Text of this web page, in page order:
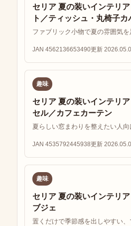
セリア 夏の装いインテリ
ト／ティッシュ・丸椅子カ
ファブリック小物で夏の雰囲気
JAN 4562136653490更新
趣味
セリア 夏の装いインテリ
セル／カフェカーテン
夏らしい窓まわりを整えたい人
JAN 4535792445938更新
趣味
セリア 夏の装いインテリ
ブジェ
置くだけで季節感を出しやすい